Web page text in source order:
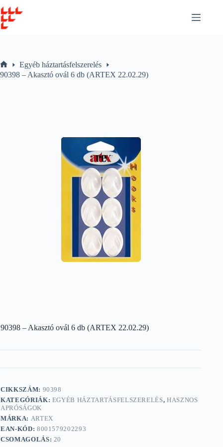
to
content
Home
Egyéb háztartásfelszerelés
90398 – Akasztó ovál 6 db (ARTEX 22.02.29)
90398 – Akasztó ovál 6 db (ARTEX 22.02.29)
CIKKSZÁM: 90398
KATEGÓRIÁK: EGYÉB HÁZTARTÁSFELSZERELÉS,HASZNOS
APRÓSÁGOK
MÁRKA: ARTEX
EAN-KÓD: 8001579202293
CSOMAGOLÁS: 20